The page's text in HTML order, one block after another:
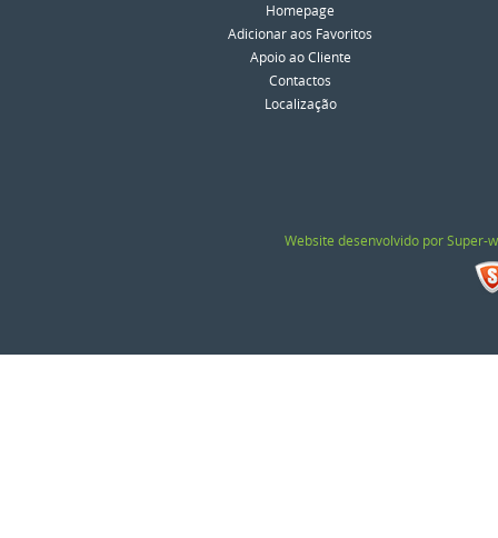
Homepage
Adicionar aos Favoritos
Apoio ao Cliente
Contactos
Localização
Website desenvolvido por Super-